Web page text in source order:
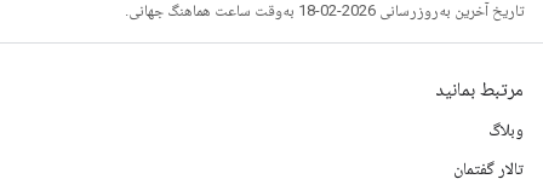
تاریخ آخرین به‌روزرسانی 2026-02-18 به‌وقت ساعت هماهنگ جهانی.
مرتبط بمانید
وبلاگ
تالار گفتمان